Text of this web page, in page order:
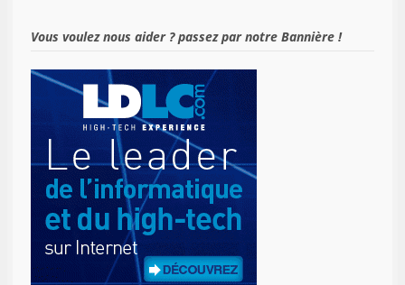
Vous voulez nous aider ? passez par notre Bannière !